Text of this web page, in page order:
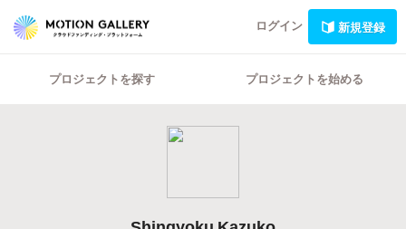
ログイン 新規登録
プロジェクトを探す プロジェクトを始める